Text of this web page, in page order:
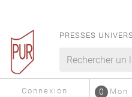
PRESSES
Connexion Mon
0